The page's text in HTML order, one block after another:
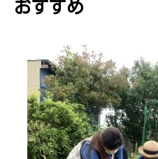
ョ
ン
おすすめ